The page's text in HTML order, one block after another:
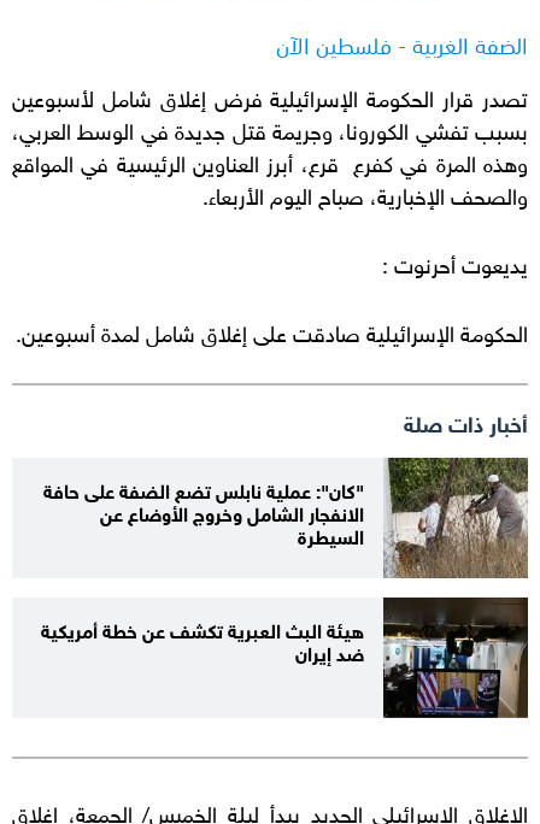
الضفة الغربية - فلسطين الآن
تصدر قرار الحكومة الإسرائيلية فرض إغلاق شامل لأسبوعين
بسبب تفشي الكورونا، وجريمة قتل جديدة في الوسط العربي،
وهذه المرة في كفرع قرع، أبرز العناوين الرئيسية في المواقع
والصحف الإخبارية، صباح اليوم الأربعاء.
يديعوت أحرنوت :
الحكومة الإسرائيلية صادقت على إغلاق شامل لمدة أسبوعين.
أخبار ذات صلة
"كان": عملية نابلس تضع الضفة على حافة
الانفجار الشامل وخروج الأوضاع عن
السيطرة
هيئة البث العبرية تكشف عن خطة أمريكية
ضد إيران
الإغلاق الإسرائيلي الجديد يبدأ ليلة الخميس/ الجمعة، إغلاق